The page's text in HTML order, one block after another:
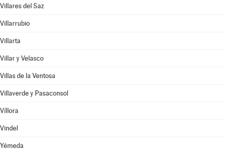
Villares del Saz
Villarrubio
Villarta
Villar y Velasco
Villas de la Ventosa
Villaverde y Pasaconsol
Víllora
Vindel
Yémeda